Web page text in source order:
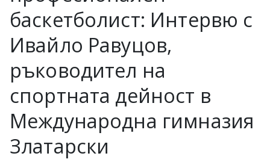
баскетболист: Интервю с
Ивайло Равуцов,
ръководител на
спортната дейност в
Международна гимназия
Златарски